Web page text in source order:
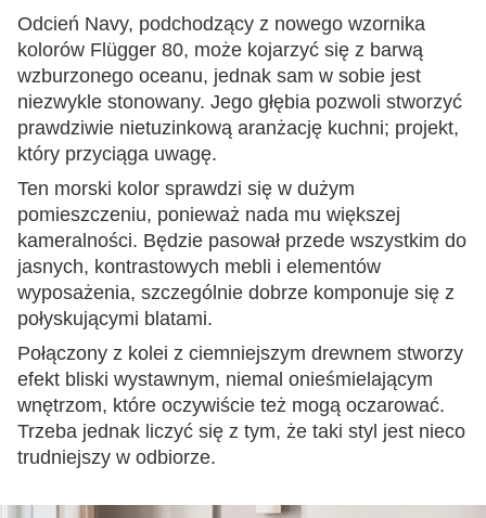
Odcień Navy, podchodzący z nowego wzornika
kolorów Flügger 80, może kojarzyć się z barwą
wzburzonego oceanu, jednak sam w sobie jest
niezwykle stonowany. Jego głębia pozwoli stworzyć
prawdziwie nietuzinkową aranżację kuchni; projekt,
który przyciąga uwagę.
Ten morski kolor sprawdzi się w dużym
pomieszczeniu, ponieważ nada mu większej
kameralności. Będzie pasował przede wszystkim do
jasnych, kontrastowych mebli i elementów
wyposażenia, szczególnie dobrze komponuje się z
połyskującymi blatami.
Połączony z kolei z ciemniejszym drewnem stworzy
efekt bliski wystawnym, niemal onieśmielającym
wnętrzom, które oczywiście też mogą oczarować.
Trzeba jednak liczyć się z tym, że taki styl jest nieco
trudniejszy w odbiorze.